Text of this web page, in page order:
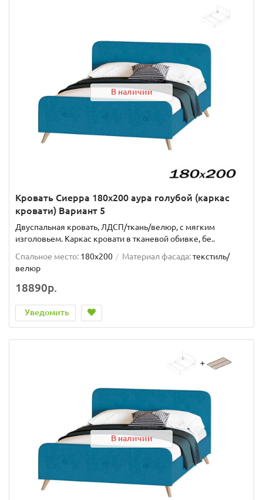
В наличии
Кровать Сиерра 180х200 аура голубой (каркас
кровати) Вариант 5
Двуспальная кровать, ЛДСП/ткань/велюр, с мягким
изголовьем. Каркас кровати в тканевой обивке, бе..
Спальное место: 180x200 Материал фасада:текстиль/
велюр
18890р.
Уведомить
В наличии